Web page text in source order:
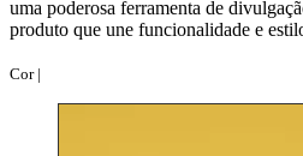
uma poderosa ferramenta de
produto que une funcionalidade e
Cor |